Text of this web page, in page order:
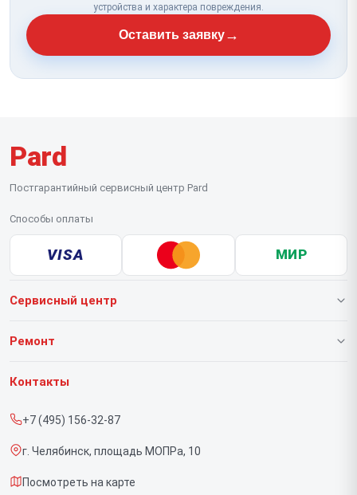
устройства и характера повреждения.
Оставить заявку→
Pard
Постгарантийный сервисный центр Pard
Способы оплаты
VISA МИР
Сервисный центр
О нашем сервисе
Срочный ремонт
Доставка и способы оплаты
Диагностика
Ремонт
Тепловизионных прицелов
Контакты
+7 (495) 156-32-87
г. Челябинск, площадь МОПРа, 10
Посмотреть на карте